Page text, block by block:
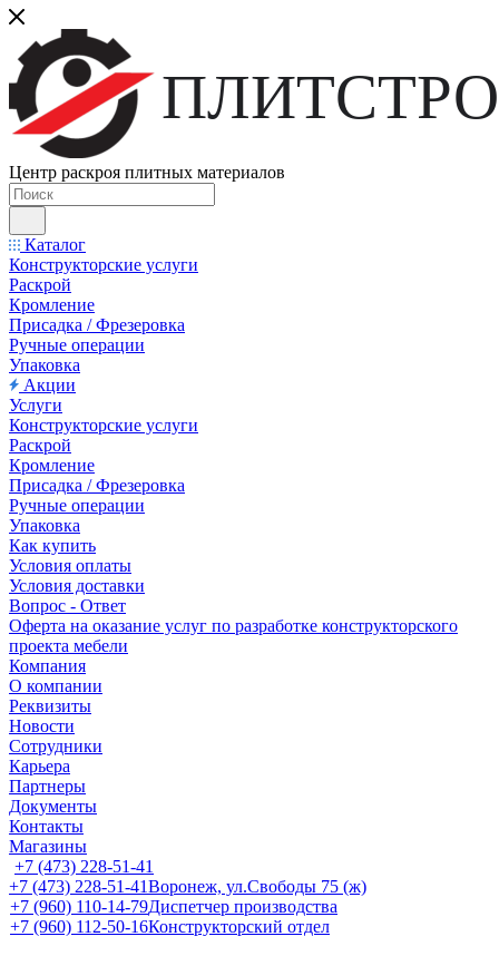
Центр раскроя плитных материалов
Каталог
Конструкторские услуги
Раскрой
Кромление
Присадка / Фрезеровка
Ручные операции
Упаковка
Акции
Услуги
Конструкторские услуги
Раскрой
Кромление
Присадка / Фрезеровка
Ручные операции
Упаковка
Как купить
Условия оплаты
Условия доставки
Вопрос - Ответ
Оферта на оказание услуг по разработке конструкторского
проекта мебели
Компания
О компании
Реквизиты
Новости
Сотрудники
Карьера
Партнеры
Документы
Контакты
Магазины
+7 (473) 228-51-41
+7 (473) 228-51-41Воронеж, ул.Свободы 75 (ж)
+7 (960) 110-14-79Диспетчер производства
+7 (960) 112-50-16Конструкторский отдел